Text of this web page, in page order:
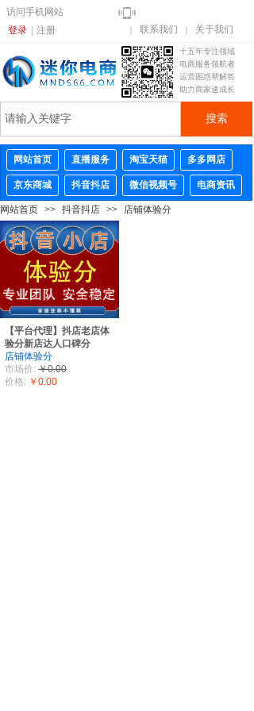
访问手机网站
登录
注册 联系我们 关于我们
十五年专注领域
电商服务领航者
运营困惑帮解答
助力商家速成长
搜索
网站首页 直播服务 淘宝天猫 多多网店
京东商城 抖音抖店 微信视频号 电商资讯
网站首页 >> 抖音抖店 >> 店铺体验分
【平台代理】抖店老店体
验分新店达人口碑分
店铺体验分
市场价: ￥0.00
价格: ￥0.00